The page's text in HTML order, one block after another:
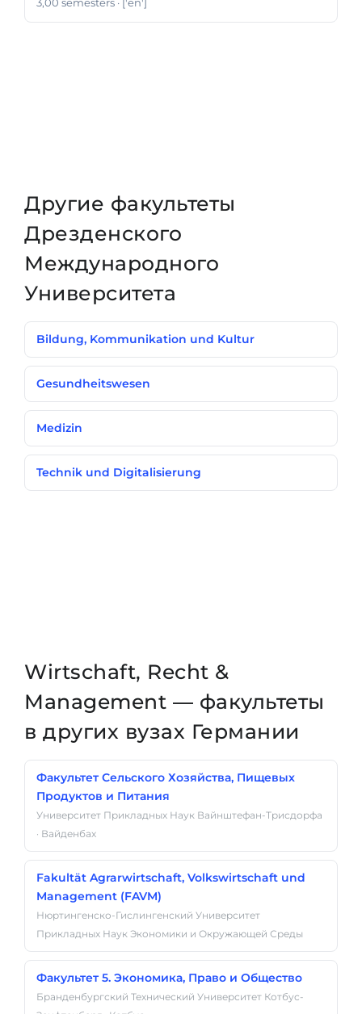
Другие факультеты
Дрезденского
Международного
Университета
Bildung, Kommunikation und Kultur
Gesundheitswesen
Medizin
Technik und Digitalisierung
Wirtschaft, Recht &
Management — факультеты
в других вузах Германии
Факультет Сельского Хозяйства, Пищевых
Продуктов и Питания
Университет Прикладных Наук Вайнштефан-Трисдорфа
· Вайденбах
Fakultät Agrarwirtschaft, Volkswirtschaft und
Management (FAVM)
Нюртингенско-Гислингенский Университет
Прикладных Наук Экономики и Окружающей Среды
Факультет 5. Экономика, Право и Общество
Бранденбургский Технический Университет Котбус-